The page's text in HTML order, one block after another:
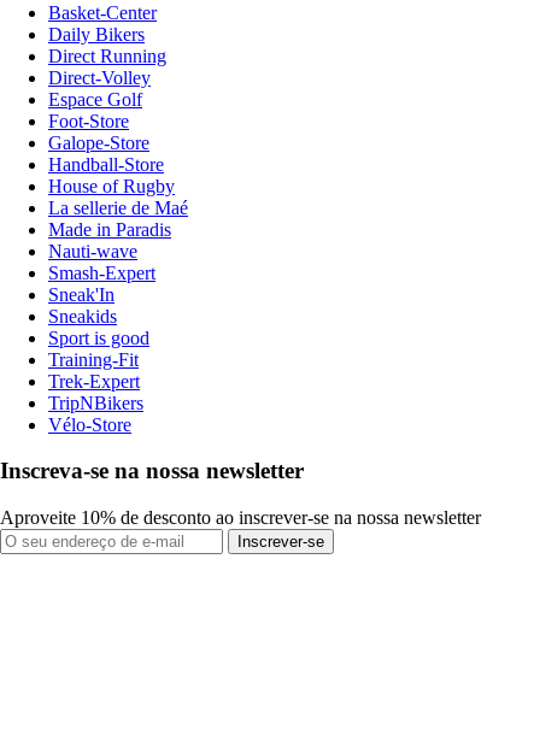
Basket-Center
Daily Bikers
Direct Running
Direct-Volley
Espace Golf
Foot-Store
Galope-Store
Handball-Store
House of Rugby
La sellerie de Maé
Made in Paradis
Nauti-wave
Smash-Expert
Sneak'In
Sneakids
Sport is good
Training-Fit
Trek-Expert
TripNBikers
Vélo-Store
Inscreva-se na nossa newsletter
Aproveite 10% de desconto ao inscrever-se na nossa newsletter
Inscrever-se